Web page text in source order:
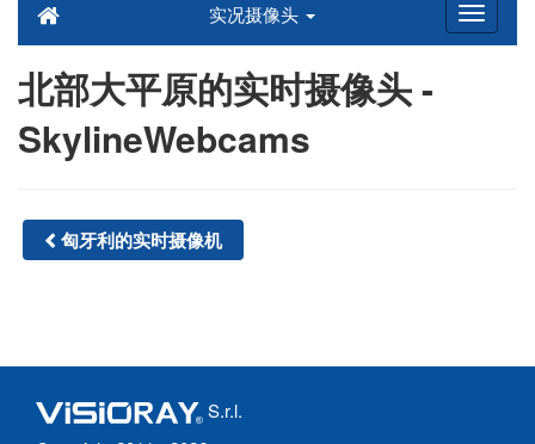
实况摄像头
北部大平原的实时摄像头 -
SkylineWebcams
匈牙利的实时摄像机
S.r.l.